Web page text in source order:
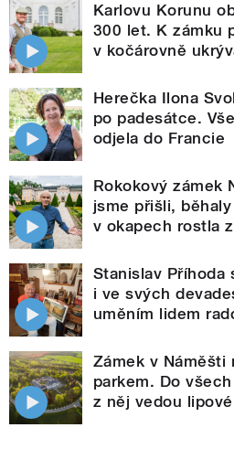
Karlovu Korunu
300 let. K zámku
v kočárovně
Herečka Ilona
po padesátce.
odjela do Francie
Rokokový zámek
jsme přišli,
v okapech rostla
Stanislav Příhoda
i ve svých
uměním lidem
Zámek v Náměšti
parkem. Do
z něj vedou